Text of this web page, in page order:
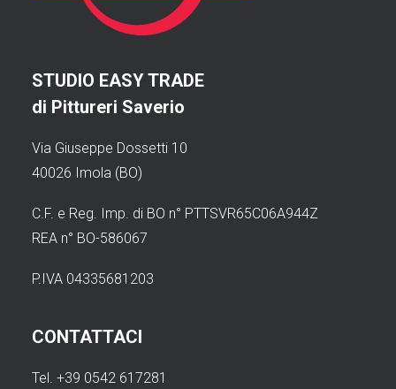
STUDIO EASY TRADE
di Pittureri Saverio
Via Giuseppe Dossetti 10
40026 Imola (BO)
C.F. e Reg. Imp. di BO n° PTTSVR65C06A944Z
REA n° BO-586067
P.IVA 04335681203
CONTATTACI
Tel. +39 0542 617281